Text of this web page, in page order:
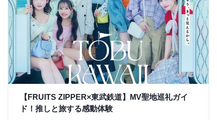
【FRUITS ZIPPER×東武鉄道】MV聖地巡礼ガイ
ド！推しと旅する感動体験